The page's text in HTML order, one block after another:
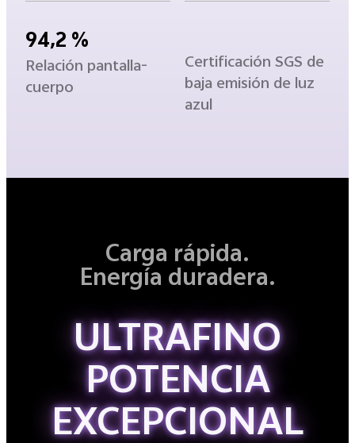
94,2 %
Relación pantalla-
cuerpo
Certificación SGS de
baja emisión de luz
azul
Carga rápida.
Energía duradera.
ULTRAFINO
POTENCIA
EXCEPCIONAL